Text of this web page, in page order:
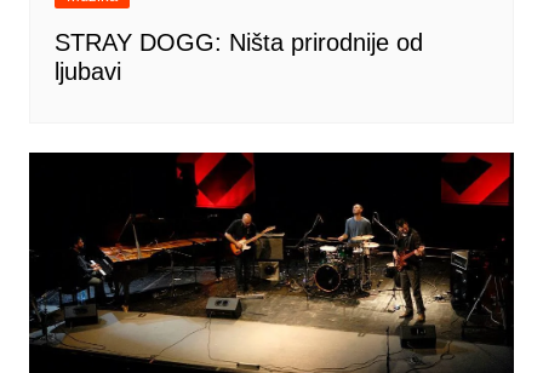
STRAY DOGG: Ništa prirodnije od
ljubavi